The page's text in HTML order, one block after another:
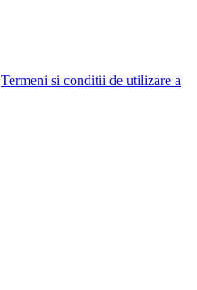
Termeni si conditii de utilizare a